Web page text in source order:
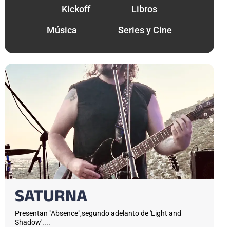
Kickoff
Libros
Música
Series y Cine
SATURNA
Presentan "Absence",segundo adelanto de 'Light and
Shadow'....